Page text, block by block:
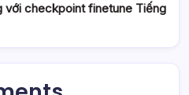
với checkpoint finetune Tiếng